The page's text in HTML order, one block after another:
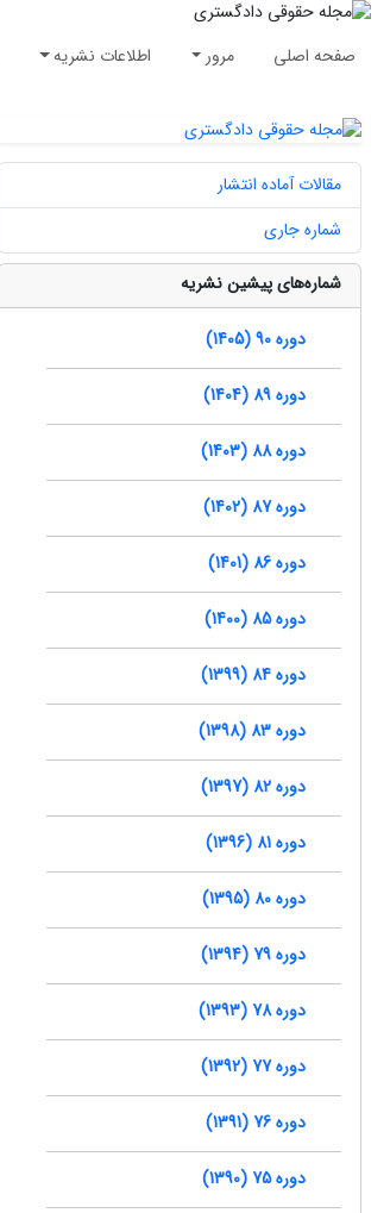
صفحه اصلی مرور اطلاعات نشریه
مقالات آماده انتشار
شماره جاری
شماره‌های پیشین نشریه
دوره 90 (1405)
دوره 89 (1404)
دوره 88 (1403)
دوره 87 (1402)
دوره 86 (1401)
دوره 85 (1400)
دوره 84 (1399)
دوره 83 (1398)
دوره 82 (1397)
دوره 81 (1396)
دوره 80 (1395)
دوره 79 (1394)
دوره 78 (1393)
دوره 77 (1392)
دوره 76 (1391)
دوره 75 (1390)